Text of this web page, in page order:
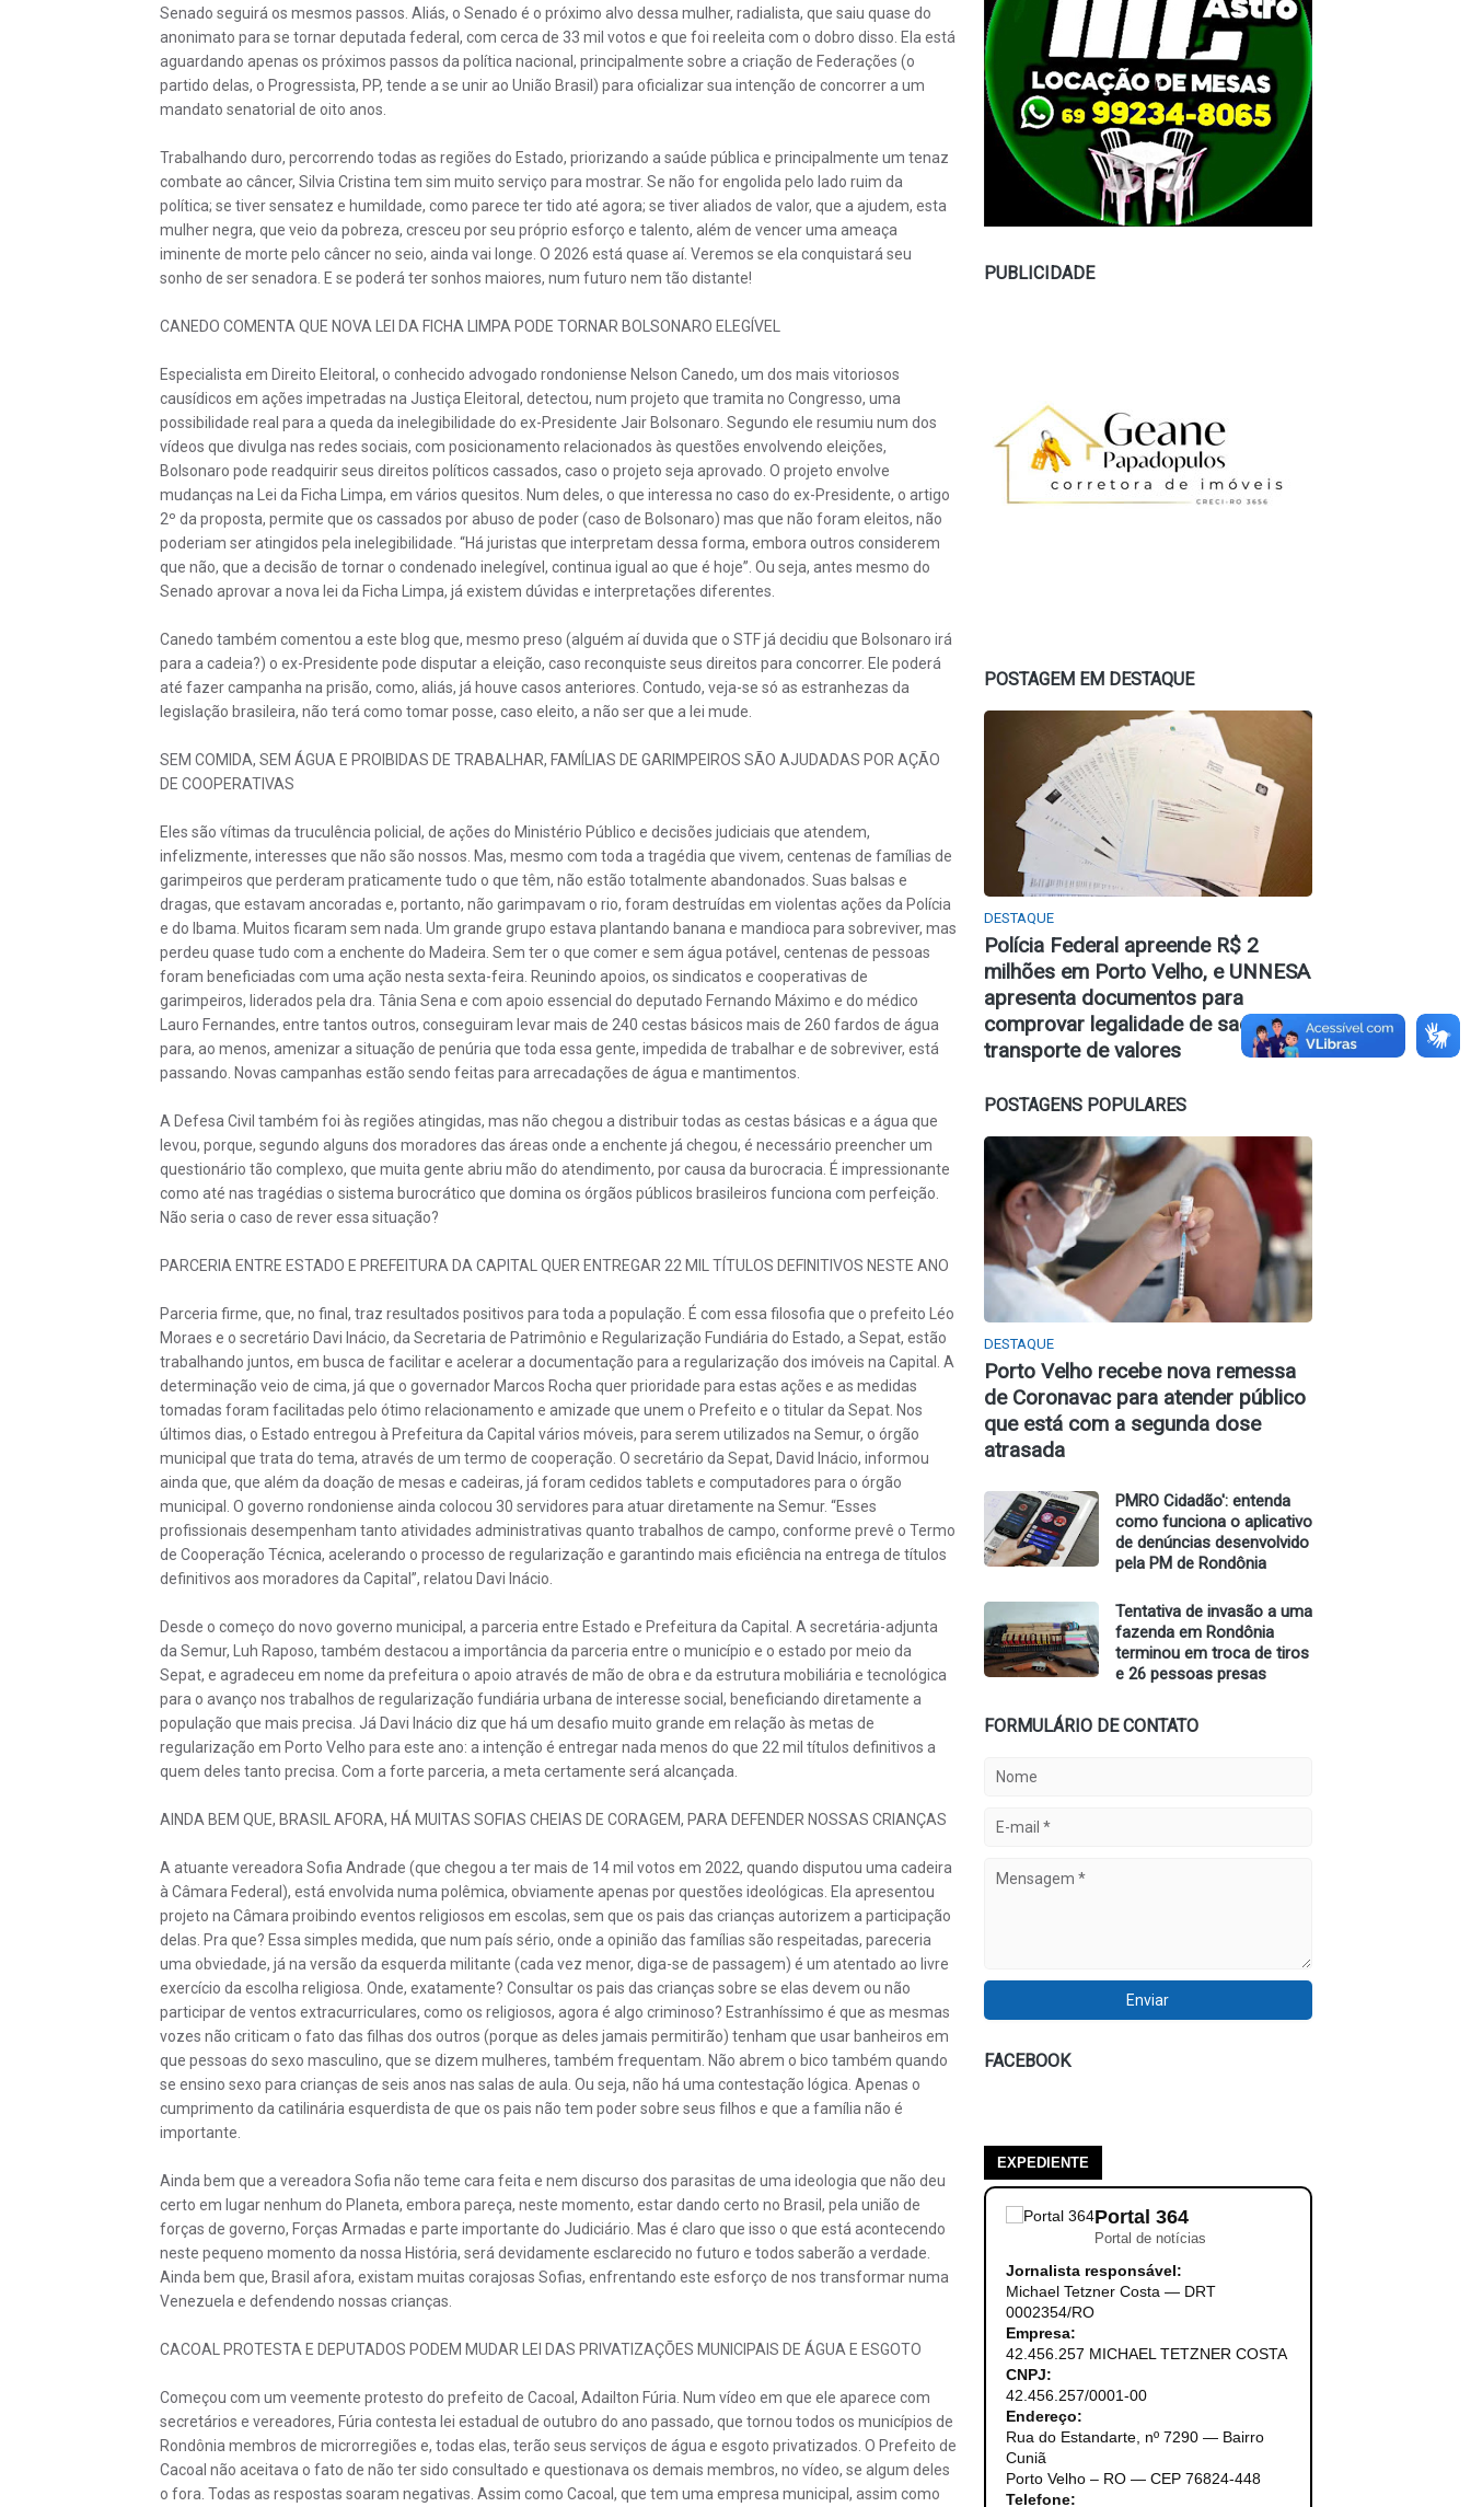
Senado seguirá os mesmos passos. Aliás, o Senado é o próximo alvo dessa mulher, radialista, que saiu quase do
anonimato para se tornar deputada federal, com cerca de 33 mil votos e que foi reeleita com o dobro disso. Ela está
aguardando apenas os próximos passos da política nacional, principalmente sobre a criação de Federações (o
partido delas, o Progressista, PP, tende a se unir ao União Brasil) para oficializar sua intenção de concorrer a um
mandato senatorial de oito anos.
Trabalhando duro, percorrendo todas as regiões do Estado, priorizando a saúde pública e principalmente um tenaz
combate ao câncer, Silvia Cristina tem sim muito serviço para mostrar. Se não for engolida pelo lado ruim da
política; se tiver sensatez e humildade, como parece ter tido até agora; se tiver aliados de valor, que a ajudem, esta
mulher negra, que veio da pobreza, cresceu por seu próprio esforço e talento, além de vencer uma ameaça
iminente de morte pelo câncer no seio, ainda vai longe. O 2026 está quase aí. Veremos se ela conquistará seu
sonho de ser senadora. E se poderá ter sonhos maiores, num futuro nem tão distante!
CANEDO COMENTA QUE NOVA LEI DA FICHA LIMPA PODE TORNAR BOLSONARO ELEGÍVEL
Especialista em Direito Eleitoral, o conhecido advogado rondoniense Nelson Canedo, um dos mais vitoriosos
causídicos em ações impetradas na Justiça Eleitoral, detectou, num projeto que tramita no Congresso, uma
possibilidade real para a queda da inelegibilidade do ex-Presidente Jair Bolsonaro. Segundo ele resumiu num dos
vídeos que divulga nas redes sociais, com posicionamento relacionados às questões envolvendo eleições,
Bolsonaro pode readquirir seus direitos políticos cassados, caso o projeto seja aprovado. O projeto envolve
mudanças na Lei da Ficha Limpa, em vários quesitos. Num deles, o que interessa no caso do ex-Presidente, o artigo
2º da proposta, permite que os cassados por abuso de poder (caso de Bolsonaro) mas que não foram eleitos, não
poderiam ser atingidos pela inelegibilidade. “Há juristas que interpretam dessa forma, embora outros considerem
que não, que a decisão de tornar o condenado inelegível, continua igual ao que é hoje”. Ou seja, antes mesmo do
Senado aprovar a nova lei da Ficha Limpa, já existem dúvidas e interpretações diferentes.
Canedo também comentou a este blog que, mesmo preso (alguém aí duvida que o STF já decidiu que Bolsonaro irá
para a cadeia?) o ex-Presidente pode disputar a eleição, caso reconquiste seus direitos para concorrer. Ele poderá
até fazer campanha na prisão, como, aliás, já houve casos anteriores. Contudo, veja-se só as estranhezas da
legislação brasileira, não terá como tomar posse, caso eleito, a não ser que a lei mude.
SEM COMIDA, SEM ÁGUA E PROIBIDAS DE TRABALHAR, FAMÍLIAS DE GARIMPEIROS SÃO AJUDADAS POR AÇÃO
DE COOPERATIVAS
Eles são vítimas da truculência policial, de ações do Ministério Público e decisões judiciais que atendem,
infelizmente, interesses que não são nossos. Mas, mesmo com toda a tragédia que vivem, centenas de famílias de
garimpeiros que perderam praticamente tudo o que têm, não estão totalmente abandonados. Suas balsas e
dragas, que estavam ancoradas e, portanto, não garimpavam o rio, foram destruídas em violentas ações da Polícia
e do Ibama. Muitos ficaram sem nada. Um grande grupo estava plantando banana e mandioca para sobreviver, mas
perdeu quase tudo com a enchente do Madeira. Sem ter o que comer e sem água potável, centenas de pessoas
foram beneficiadas com uma ação nesta sexta-feira. Reunindo apoios, os sindicatos e cooperativas de
garimpeiros, liderados pela dra. Tânia Sena e com apoio essencial do deputado Fernando Máximo e do médico
Lauro Fernandes, entre tantos outros, conseguiram levar mais de 240 cestas básicos mais de 260 fardos de água
para, ao menos, amenizar a situação de penúria que toda essa gente, impedida de trabalhar e de sobreviver, está
passando. Novas campanhas estão sendo feitas para arrecadações de água e mantimentos.
A Defesa Civil também foi às regiões atingidas, mas não chegou a distribuir todas as cestas básicas e a água que
levou, porque, segundo alguns dos moradores das áreas onde a enchente já chegou, é necessário preencher um
questionário tão complexo, que muita gente abriu mão do atendimento, por causa da burocracia. É impressionante
como até nas tragédias o sistema burocrático que domina os órgãos públicos brasileiros funciona com perfeição.
Não seria o caso de rever essa situação?
PARCERIA ENTRE ESTADO E PREFEITURA DA CAPITAL QUER ENTREGAR 22 MIL TÍTULOS DEFINITIVOS NESTE ANO
Parceria firme, que, no final, traz resultados positivos para toda a população. É com essa filosofia que o prefeito Léo
Moraes e o secretário Davi Inácio, da Secretaria de Patrimônio e Regularização Fundiária do Estado, a Sepat, estão
trabalhando juntos, em busca de facilitar e acelerar a documentação para a regularização dos imóveis na Capital. A
determinação veio de cima, já que o governador Marcos Rocha quer prioridade para estas ações e as medidas
tomadas foram facilitadas pelo ótimo relacionamento e amizade que unem o Prefeito e o titular da Sepat. Nos
últimos dias, o Estado entregou à Prefeitura da Capital vários móveis, para serem utilizados na Semur, o órgão
municipal que trata do tema, através de um termo de cooperação. O secretário da Sepat, David Inácio, informou
ainda que, que além da doação de mesas e cadeiras, já foram cedidos tablets e computadores para o órgão
municipal. O governo rondoniense ainda colocou 30 servidores para atuar diretamente na Semur. “Esses
profissionais desempenham tanto atividades administrativas quanto trabalhos de campo, conforme prevê o Termo
de Cooperação Técnica, acelerando o processo de regularização e garantindo mais eficiência na entrega de títulos
definitivos aos moradores da Capital”, relatou Davi Inácio.
Desde o começo do novo governo municipal, a parceria entre Estado e Prefeitura da Capital. A secretária-adjunta
da Semur, Luh Raposo, também destacou a importância da parceria entre o município e o estado por meio da
Sepat, e agradeceu em nome da prefeitura o apoio através de mão de obra e da estrutura mobiliária e tecnológica
para o avanço nos trabalhos de regularização fundiária urbana de interesse social, beneficiando diretamente a
população que mais precisa. Já Davi Inácio diz que há um desafio muito grande em relação às metas de
regularização em Porto Velho para este ano: a intenção é entregar nada menos do que 22 mil títulos definitivos a
quem deles tanto precisa. Com a forte parceria, a meta certamente será alcançada.
AINDA BEM QUE, BRASIL AFORA, HÁ MUITAS SOFIAS CHEIAS DE CORAGEM, PARA DEFENDER NOSSAS CRIANÇAS
A atuante vereadora Sofia Andrade (que chegou a ter mais de 14 mil votos em 2022, quando disputou uma cadeira
à Câmara Federal), está envolvida numa polêmica, obviamente apenas por questões ideológicas. Ela apresentou
projeto na Câmara proibindo eventos religiosos em escolas, sem que os pais das crianças autorizem a participação
delas. Pra que? Essa simples medida, que num país sério, onde a opinião das famílias são respeitadas, pareceria
uma obviedade, já na versão da esquerda militante (cada vez menor, diga-se de passagem) é um atentado ao livre
exercício da escolha religiosa. Onde, exatamente? Consultar os pais das crianças sobre se elas devem ou não
participar de ventos extracurriculares, como os religiosos, agora é algo criminoso? Estranhíssimo é que as mesmas
vozes não criticam o fato das filhas dos outros (porque as deles jamais permitirão) tenham que usar banheiros em
que pessoas do sexo masculino, que se dizem mulheres, também frequentam. Não abrem o bico também quando
se ensino sexo para crianças de seis anos nas salas de aula. Ou seja, não há uma contestação lógica. Apenas o
cumprimento da catilinária esquerdista de que os pais não tem poder sobre seus filhos e que a família não é
importante.
Ainda bem que a vereadora Sofia não teme cara feita e nem discurso dos parasitas de uma ideologia que não deu
certo em lugar nenhum do Planeta, embora pareça, neste momento, estar dando certo no Brasil, pela união de
forças de governo, Forças Armadas e parte importante do Judiciário. Mas é claro que isso o que está acontecendo
neste pequeno momento da nossa História, será devidamente esclarecido no futuro e todos saberão a verdade.
Ainda bem que, Brasil afora, existam muitas corajosas Sofias, enfrentando este esforço de nos transformar numa
Venezuela e defendendo nossas crianças.
CACOAL PROTESTA E DEPUTADOS PODEM MUDAR LEI DAS PRIVATIZAÇÕES MUNICIPAIS DE ÁGUA E ESGOTO
Começou com um veemente protesto do prefeito de Cacoal, Adailton Fúria. Num vídeo em que ele aparece com
secretários e vereadores, Fúria contesta lei estadual de outubro do ano passado, que tornou todos os municípios de
Rondônia membros de microrregiões e, todas elas, terão seus serviços de água e esgoto privatizados. O Prefeito de
Cacoal não aceitava o fato de não ter sido consultado e questionava os demais membros, no vídeo, se algum deles
o fora. Todas as respostas soaram negativas. Assim como Cacoal, que tem uma empresa municipal, assim como
PUBLICIDADE
POSTAGEM EM DESTAQUE
DESTAQUE
Polícia Federal apreende R$ 2
milhões em Porto Velho, e UNNESA
apresenta documentos para
comprovar legalidade de saque e
transporte de valores
POSTAGENS POPULARES
DESTAQUE
Porto Velho recebe nova remessa
de Coronavac para atender público
que está com a segunda dose
atrasada
PMRO Cidadão': entenda
como funciona o aplicativo
de denúncias desenvolvido
pela PM de Rondônia
Tentativa de invasão a uma
fazenda em Rondônia
terminou em troca de tiros
e 26 pessoas presas
FORMULÁRIO DE CONTATO
FACEBOOK
EXPEDIENTE
Portal 364
Portal de notícias
Jornalista responsável:
Michael Tetzner Costa — DRT
0002354/RO
Empresa:
42.456.257 MICHAEL TETZNER COSTA
CNPJ:
42.456.257/0001-00
Endereço:
Rua do Estandarte, nº 7290 — Bairro
Cuniã
Porto Velho – RO — CEP 76824-448
Telefone: